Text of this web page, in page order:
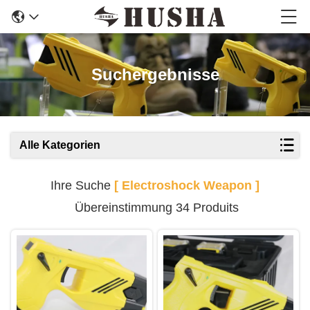
Suchergebnisse
Alle Kategorien
Ihre Suche [ Electroshock Weapon ]
Übereinstimmung 34 Produits